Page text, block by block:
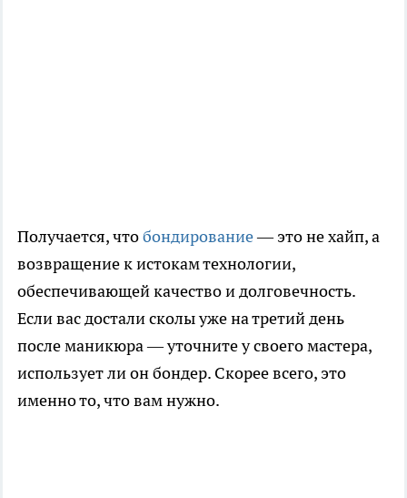
Получается, чтобондирование— это не хайп, а
возвращение к истокам технологии,
обеспечивающей качество и долговечность.
Если вас достали сколы уже на третий день
после маникюра — уточните у своего мастера,
использует ли он бондер. Скорее всего, это
именно то, что вам нужно.